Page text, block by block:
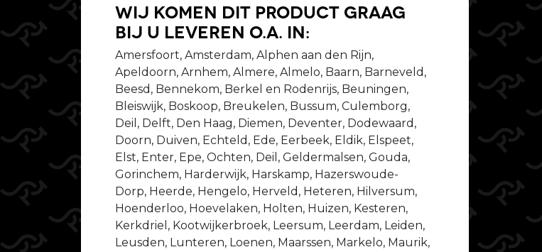
Wij komen dit product graag
bij u leveren o.a. in:
Amersfoort, Amsterdam, Alphen aan den Rijn,
Apeldoorn, Arnhem, Almere, Almelo, Baarn, Barneveld,
Beesd, Bennekom, Berkel en Rodenrijs, Beuningen,
Bleiswijk, Boskoop, Breukelen, Bussum, Culemborg,
Deil, Delft, Den Haag, Diemen, Deventer, Dodewaard,
Doorn, Duiven, Echteld, Ede, Eerbeek, Eldik, Elspeet,
Elst, Enter, Epe, Ochten, Deil, Geldermalsen, Gouda,
Gorinchem, Harderwijk, Harskamp, Hazerswoude-
Dorp, Heerde, Hengelo, Herveld, Heteren, Hilversum,
Hoenderloo, Hoevelaken, Holten, Huizen, Kesteren,
Kerkdriel, Kootwijkerbroek, Leersum, Leerdam, Leiden,
Leusden, Lunteren, Loenen, Maarssen, Markelo, Maurik,